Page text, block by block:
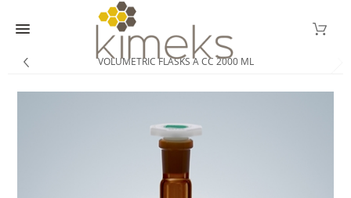
VOLUMETRIC FLASKS A CC 2000 ML